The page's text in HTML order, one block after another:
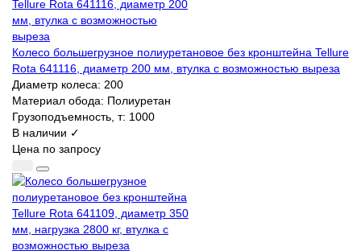
Колесо большегрузное полиуретановое без кронштейна Tellure
Rota 641116, диаметр 200 мм, втулка с возможностью выреза
Диаметр колеса: 200
Материал обода: Полиуретан
Грузоподъемность, т: 1000
В наличии ✓
Цена по запросу